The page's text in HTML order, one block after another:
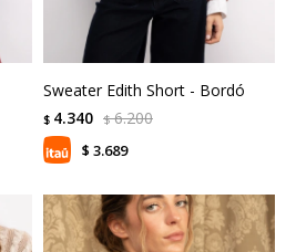
Sweater Edith Short - Bordó
$ 4.340 $ 6.200
$ 3.689